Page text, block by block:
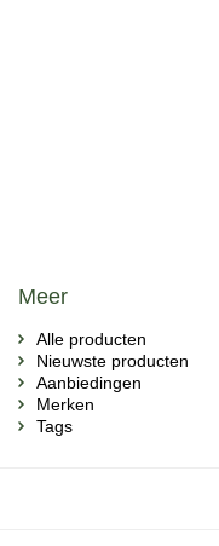
Meer
Alle producten
Nieuwste producten
Aanbiedingen
Merken
Tags